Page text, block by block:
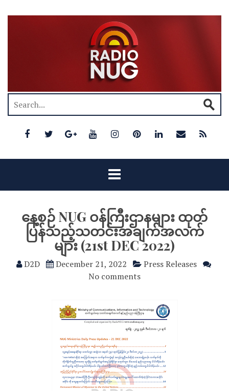
နေ့စဉ် NUG ဝန်ကြီးဌာနများ ထုတ်
ပြန်သည့်သတင်းအချက်အလက်
များ (21st DEC 2022)
D2D December 21, 2022
Press Releases
No comments